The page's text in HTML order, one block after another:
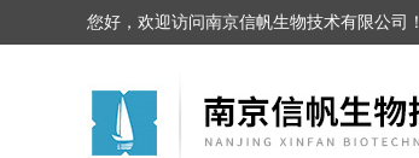
您好，欢迎访问南京信帆生物技术有限公司！